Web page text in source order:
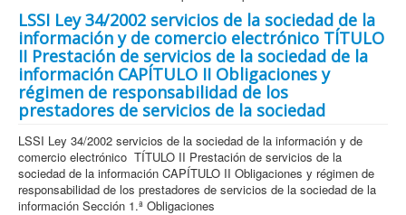
LSSI Ley 34/2002 servicios de la sociedad de la
información y de comercio electrónico TÍTULO
II Prestación de servicios de la sociedad de la
información CAPÍTULO II Obligaciones y
régimen de responsabilidad de los
prestadores de servicios de la sociedad
LSSI Ley 34/2002 servicios de la sociedad de la información y de
comercio electrónico TÍTULO II Prestación de servicios de la
sociedad de la información CAPÍTULO II Obligaciones y régimen de
responsabilidad de los prestadores de servicios de la sociedad de la
información Sección 1.ª Obligaciones